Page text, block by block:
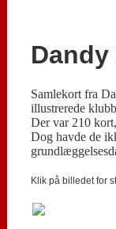
Dandy
Samlekort fra
illustrerede
Der var 210
Dog havde de
Klik på billedet for